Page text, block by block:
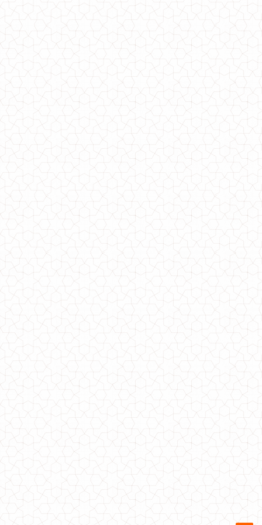
Весняна куртка жіноча великого розміру
1110.00грн.
Куртка весняна жіноча
1310.00грн.
620.00грн.
Весняна куртка жіноча великий розмір